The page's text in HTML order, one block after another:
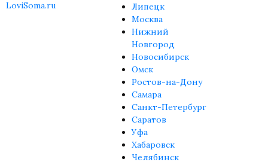
Липецк
Москва
Нижний
Новгород
Новосибирск
Омск
Ростов-на-Дону
Самара
Санкт-Петербург
Саратов
Уфа
Хабаровск
Челябинск